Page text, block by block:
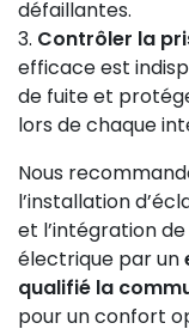
défaillantes.
Contrôler la
efficace est
de fuite et
lors de chaque
Nous
l’installation
et l’intégration
électrique par un
qualifié la
pour un confort